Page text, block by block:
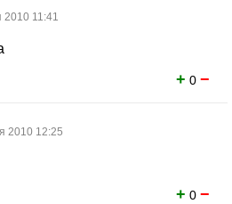
2010 11:41
+ 0 −
2010 12:25
+ 0 −